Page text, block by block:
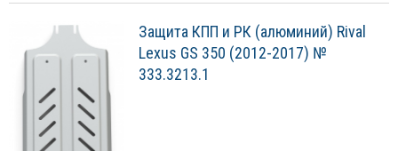
Защита КПП и РК (алюминий) Rival
Lexus GS 350 (2012-2017) №
333.3213.1